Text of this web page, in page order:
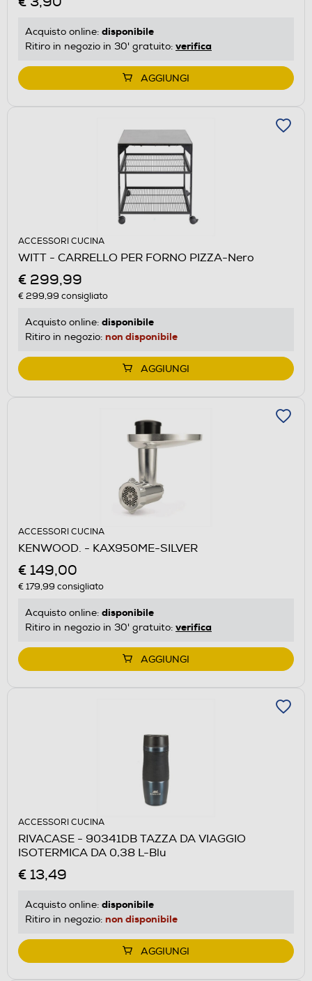
Acquisto online: disponibile
Ritiro in negozio in 30' gratuito: verifica
AGGIUNGI
ACCESSORI CUCINA
WITT - CARRELLO PER FORNO PIZZA-Nero
€ 299,99
€ 299,99 consigliato
Acquisto online: disponibile
Ritiro in negozio: non disponibile
AGGIUNGI
ACCESSORI CUCINA
KENWOOD. - KAX950ME-SILVER
€ 149,00
€ 179,99 consigliato
Acquisto online: disponibile
Ritiro in negozio in 30' gratuito: verifica
AGGIUNGI
ACCESSORI CUCINA
RIVACASE - 90341DB TAZZA DA VIAGGIO
ISOTERMICA DA 0,38 L-Blu
€ 13,49
Acquisto online: disponibile
Ritiro in negozio: non disponibile
AGGIUNGI